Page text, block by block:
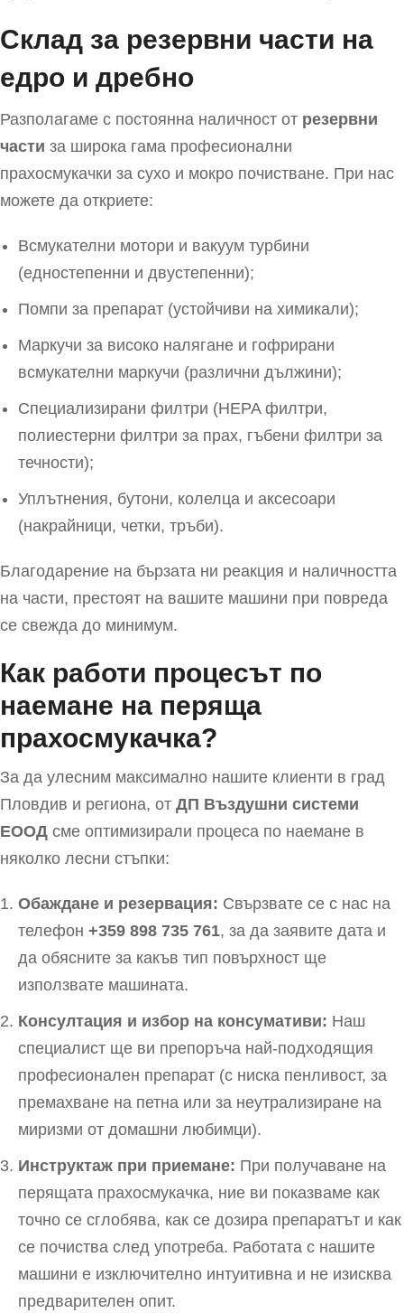
Склад за резервни части на
едро и дребно
Разполагаме с постоянна наличност от резервни
части за широка гама професионални
прахосмукачки за сухо и мокро почистване. При нас
можете да откриете:
Всмукателни мотори и вакуум турбини
(едностепенни и двустепенни);
Помпи за препарат (устойчиви на химикали);
Маркучи за високо налягане и гофрирани
всмукателни маркучи (различни дължини);
Специализирани филтри (HEPA филтри,
полиестерни филтри за прах, гъбени филтри за
течности);
Уплътнения, бутони, колелца и аксесоари
(накрайници, четки, тръби).
Благодарение на бързата ни реакция и наличността
на части, престоят на вашите машини при повреда
се свежда до минимум.
Как работи процесът по
наемане на перяща
прахосмукачка?
За да улесним максимално нашите клиенти в град
Пловдив и региона, от ДП Въздушни системи
EООД сме оптимизирали процеса по наемане в
няколко лесни стъпки:
Обаждане и резервация: Свързвате се с нас на
телефон +359 898 735 761, за да заявите дата и
да обясните за какъв тип повърхност ще
използвате машината.
Консултация и избор на консумативи: Наш
специалист ще ви препоръча най-подходящия
професионален препарат (с ниска пенливост, за
премахване на петна или за неутрализиране на
миризми от домашни любимци).
Инструктаж при приемане: При получаване на
перящата прахосмукачка, ние ви показваме как
точно се сглобява, как се дозира препаратът и как
се почиства след употреба. Работата с нашите
машини е изключително интуитивна и не изисква
предварителен опит.